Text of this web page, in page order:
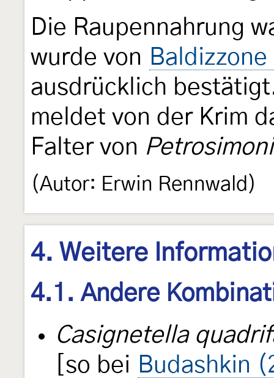
Die Raupennahrung
wurde von
ausdrücklich
meldet von der Krim
Falter von
(Autor: Erwin Rennwald)
4. Weitere
4.1. Andere
Casignetella
[so bei Budashkin